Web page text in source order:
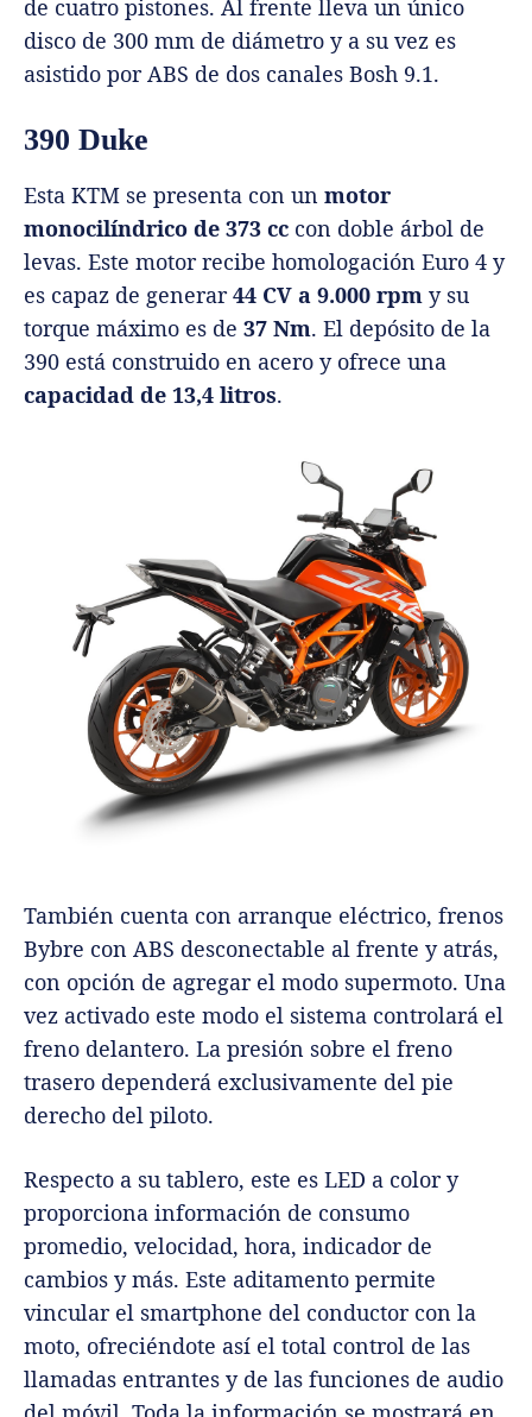
de cuatro pistones. Al frente lleva un único
disco de 300 mm de diámetro y a su vez es
asistido por ABS de dos canales Bosh 9.1.
390 Duke
Esta KTM se presenta con un motor
monocilíndrico de 373 cc con doble árbol de
levas. Este motor recibe homologación Euro 4 y
es capaz de generar44 CV a 9.000 rpm y su
torque máximo es de 37 Nm. El depósito de la
390 está construido en acero y ofrece una
capacidad de 13,4 litros.
También cuenta con arranque eléctrico, frenos
Bybre con ABS desconectable al frente y atrás,
con opción de agregar el modo supermoto. Una
vez activado este modo el sistema controlará el
freno delantero. La presión sobre el freno
trasero dependerá exclusivamente del pie
derecho del piloto.
Respecto a su tablero, este es LED a color y
proporciona información de consumo
promedio, velocidad, hora, indicador de
cambios y más. Este aditamento permite
vincular el smartphone del conductor con la
moto, ofreciéndote así el total control de las
llamadas entrantes y de las funciones de audio